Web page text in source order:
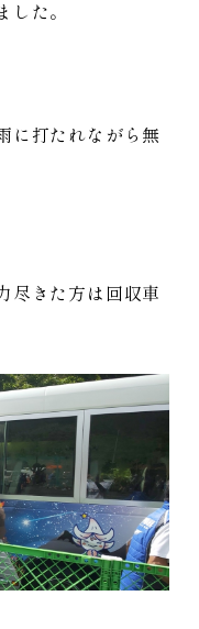
た。
に打たれながら無
尽きた方は回収車